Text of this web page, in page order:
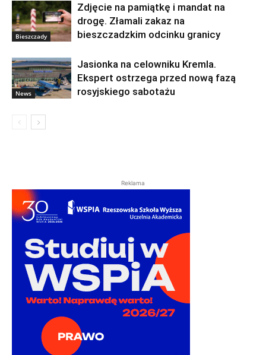
Bieszczady
Zdjęcie na pamiątkę i mandat na
drogę. Złamali zakaz na
bieszczadzkim odcinku granicy
News
Jasionka na celowniku Kremla.
Ekspert ostrzega przed nową fazą
rosyjskiego sabotażu
Reklama